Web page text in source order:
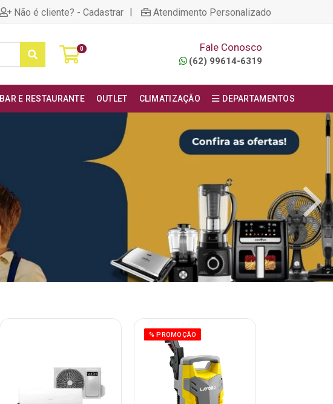
Não é cliente? - Cadastrar | Atendimento Personalizado
0 Fale Conosco
(62) 99614-6319
BAR E RESTAURANTE OUTLET CLIMATIZAÇÃO DEPARTAMENTOS
% PROMOÇÃO